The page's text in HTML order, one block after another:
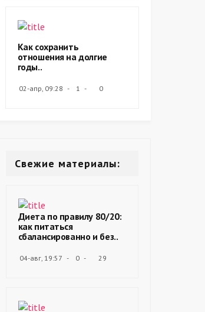
Как сохранить
отношения на долгие
годы..
02-апр, 09:28 1 0
Свежие материалы:
Диета по правилу 80/20:
как питаться
сбалансированно и без..
04-авг, 19:57 0 29